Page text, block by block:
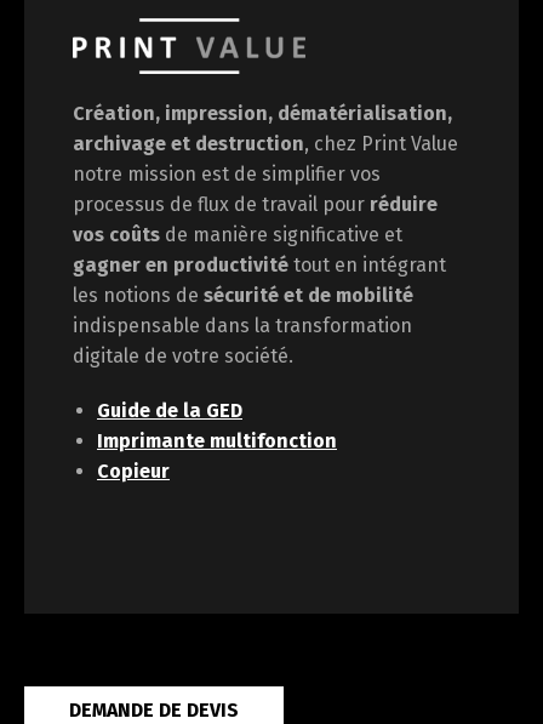
Création, impression, dématérialisation,
archivage et destruction, chez Print Value
notre mission est de simplifier vos
processus de flux de travail pour réduire
vos coûts de manière significative et
gagner en productivité tout en intégrant
les notions de sécurité et de mobilité
indispensable dans la transformation
digitale de votre société.
Guide de la GED
Imprimante multifonction
Copieur
DEMANDE DE DEVIS